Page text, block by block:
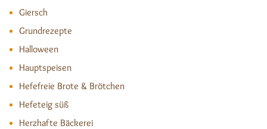
Giersch
Grundrezepte
Halloween
Hauptspeisen
Hefefreie Brote & Brötchen
Hefeteig süß
Herzhafte Bäckerei